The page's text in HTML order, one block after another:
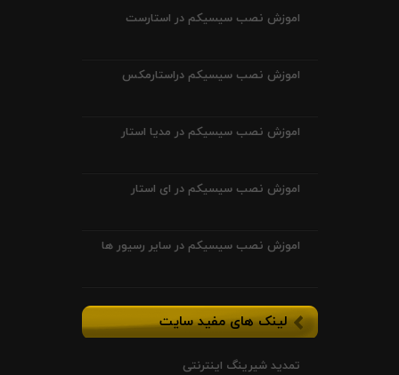
اموزش نصب سیسیکم در استارست
اموزش نصب سیسیکم دراستارمکس
اموزش نصب سیسیکم در مدیا استار
اموزش نصب سیسیکم در ای استار
اموزش نصب سیسیکم در سایر رسیور ها
لینک های مفید سایت
تمدید شیرینگ اینترنتی